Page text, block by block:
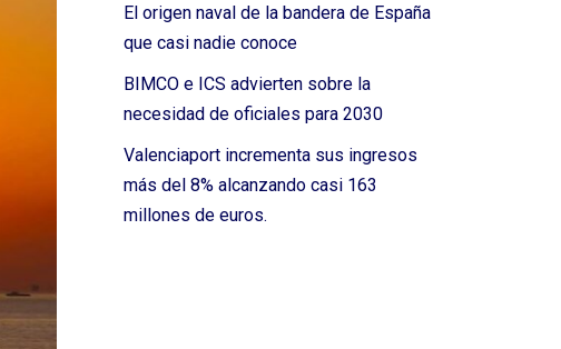
El origen naval de la bandera de España
que casi nadie conoce
BIMCO e ICS advierten sobre la
necesidad de oficiales para 2030
Valenciaport incrementa sus ingresos
más del 8% alcanzando casi 163
millones de euros.